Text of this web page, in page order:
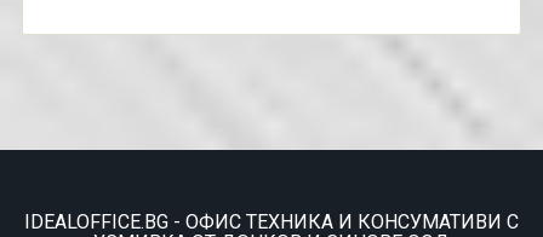
IDEALOFFICE.BG - ОФИС ТЕХНИКА И КОНСУМАТИВИ С